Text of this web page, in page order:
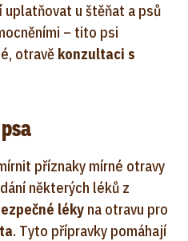
uplatňovat u štěňat a psů
– tito psi
otravě konzultaci s
příznaky mírné otravy
některých léků z
léky na otravu pro
. Tyto přípravky pomáhají